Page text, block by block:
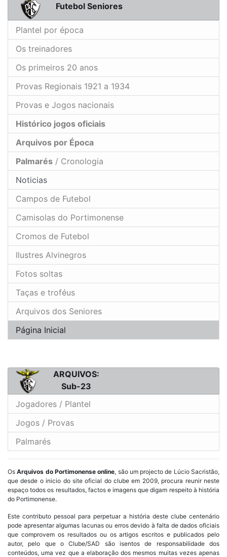
Futebol Seniores
Plantel por época
Os treinadores
Os primeiros 20 anos
Provas Regionais 1921 a 1934
Provas e Jogos nacionais
Histórico jogos oficiais
Arquivos por Época
Palmarés / Cronologia
Noticias
Campos de Futebol
Camisolas do Portimonense
Cromos de Futebol
Ilustres Alvinegros
Fotos soltas
Taças e troféus
Arquivos dos Seniores
Página Inicial
ARQUIVOS:
Sub-23
Jogadores / Plantel
Jogos / Provas
Palmarés
OsArquivos do Portimonense online, são um projecto de Lúcio Sacristão,
que desde o inicio do site oficial do clube em 2009, procura reunir neste
espaço todos os resultados, factos e imagens que digam respeito à história
do Portimonense.
Este contributo pessoal para perpetuar a história deste clube centenário
pode apresentar algumas lacunas ou erros devido à falta de dados oficiais
que comprovem os resultados ou os artigos escritos e publicados pelo
autor, pelo que o Clube/SAD são isentos de responsabilidade dos
conteúdos, uma vez que a elaboração dos mesmos muitas vezes apenas